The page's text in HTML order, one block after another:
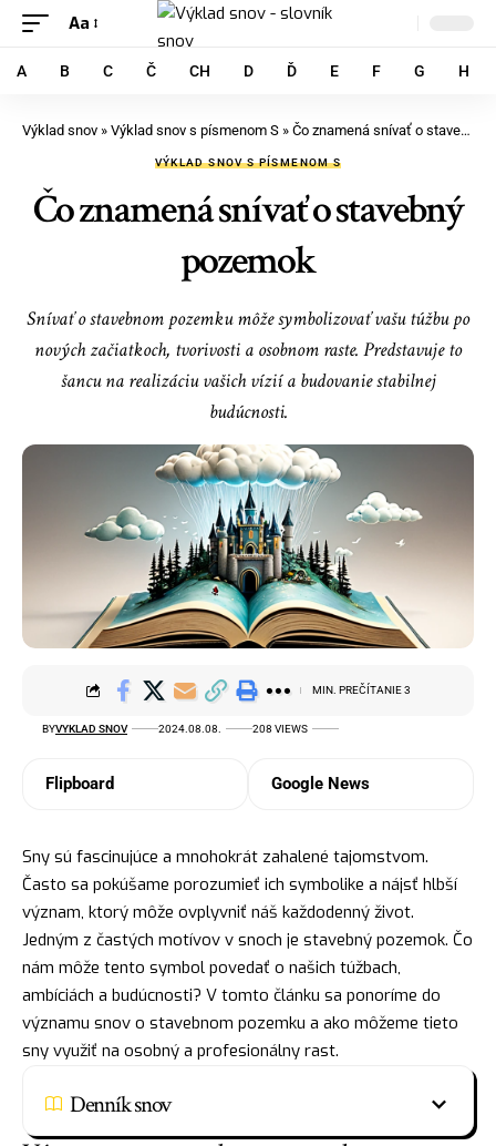
Aa
A B C Č CH D Ď E F G H
Výklad snov » Výklad snov s písmenom S » Čo znamená snívať o stavebný pozemok
VÝKLAD SNOV S PÍSMENOM S
Čo znamená snívať o stavebný
pozemok
Snívať o stavebnom pozemku môže symbolizovať vašu túžbu po
nových začiatkoch, tvorivosti a osobnom raste. Predstavuje to
šancu na realizáciu vašich vízií a budovanie stabilnej
budúcnosti.
BYVYKLAD SNOV 2024.08.08. 208 VIEWS
MIN. PREČÍTANIE 3
Flipboard Google News
Sny sú fascinujúce a mnohokrát zahalené tajomstvom.
Často sa pokúšame porozumieť ich symbolike a nájsť hlbší
význam, ktorý môže ovplyvniť náš každodenný život.
Jedným z častých motívov v snoch je stavebný pozemok. Čo
nám môže tento symbol povedať o našich túžbach,
ambíciách a budúcnosti? V tomto článku sa ponoríme do
významu snov o stavebnom pozemku a ako môžeme tieto
sny využiť na osobný a profesionálny rast.
Denník snov